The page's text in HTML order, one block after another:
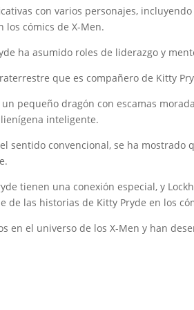
con varios personajes,
los cómics de X-Men.
ha asumido roles de liderazgo y
que es compañero de Kitty
pequeño dragón con escamas
inteligente.
convencional, se ha mostrado
tienen una conexión especial, y
las historias de Kitty Pryde en los
en el universo de los X-Men y han